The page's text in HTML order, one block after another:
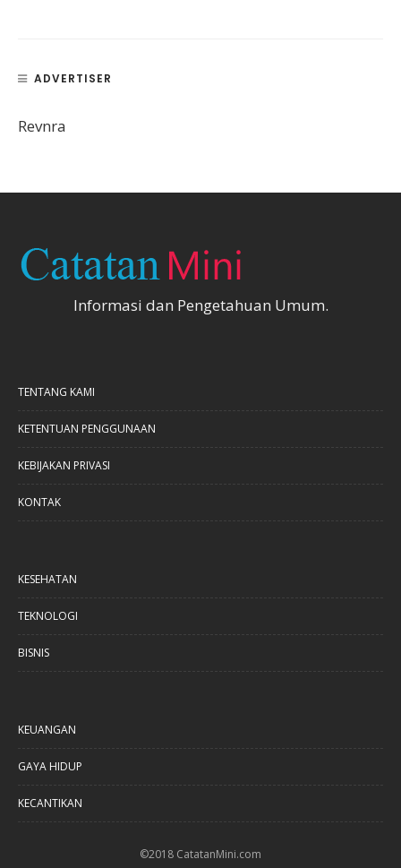
ADVERTISER
Revnra
Informasi dan Pengetahuan Umum.
TENTANG KAMI
KETENTUAN PENGGUNAAN
KEBIJAKAN PRIVASI
KONTAK
KESEHATAN
TEKNOLOGI
BISNIS
KEUANGAN
GAYA HIDUP
KECANTIKAN
©2018 CatatanMini.com